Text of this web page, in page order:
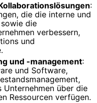
:
die die interne und
die
verbessern,
und
und -management:
und Software,
Unternehmen über die
Ressourcen verfügen.